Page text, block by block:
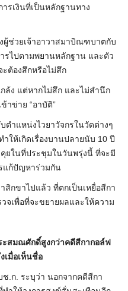
รเงินที่เป็นหลักฐานทาง
ช่วยเจ้าอาวาสมาบิณฑบาตกับ
รไปตามพยานหลักฐาน และตัว
ะต้องสึกหรือไม่สึก
ล้ง แต่หากไม่สึก และไม่สำนึก
าข่าย “อาบัติ”
ำแหน่งไวยาวัจกรในวัดต่างๆ
ให้เกิดเรื่องบานปลายนับ 10 ปี
ยในที่ประชุมในวันพรุ่งนี้ ที่จะมี
แก้ปัญหาร่วมกัน
สิกขาไปแล้ว ที่ตกเป็นเหยื่อสีกา
จเพื่อที่จะขยายผลและให้ความ
ะสมณศักดิ์สูงกว่าคดีสีกากอล์ฟ
เมื่อเห็นชื่อ
.ก. ระบุว่า นอกจากคดีสีกา